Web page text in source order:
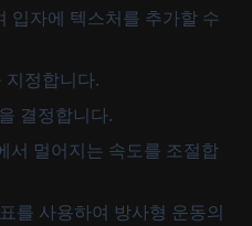
입자에 텍스처를 추가할 수
지정합니다.
결정합니다.
서 멀어지는 속도를 조절합
를 사용하여 방사형 운동의